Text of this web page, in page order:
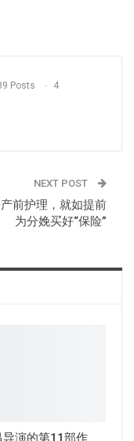
Posts 4
NEXT POST
前护理，就如提前
为分娩买好“保险”
导演的第11部作